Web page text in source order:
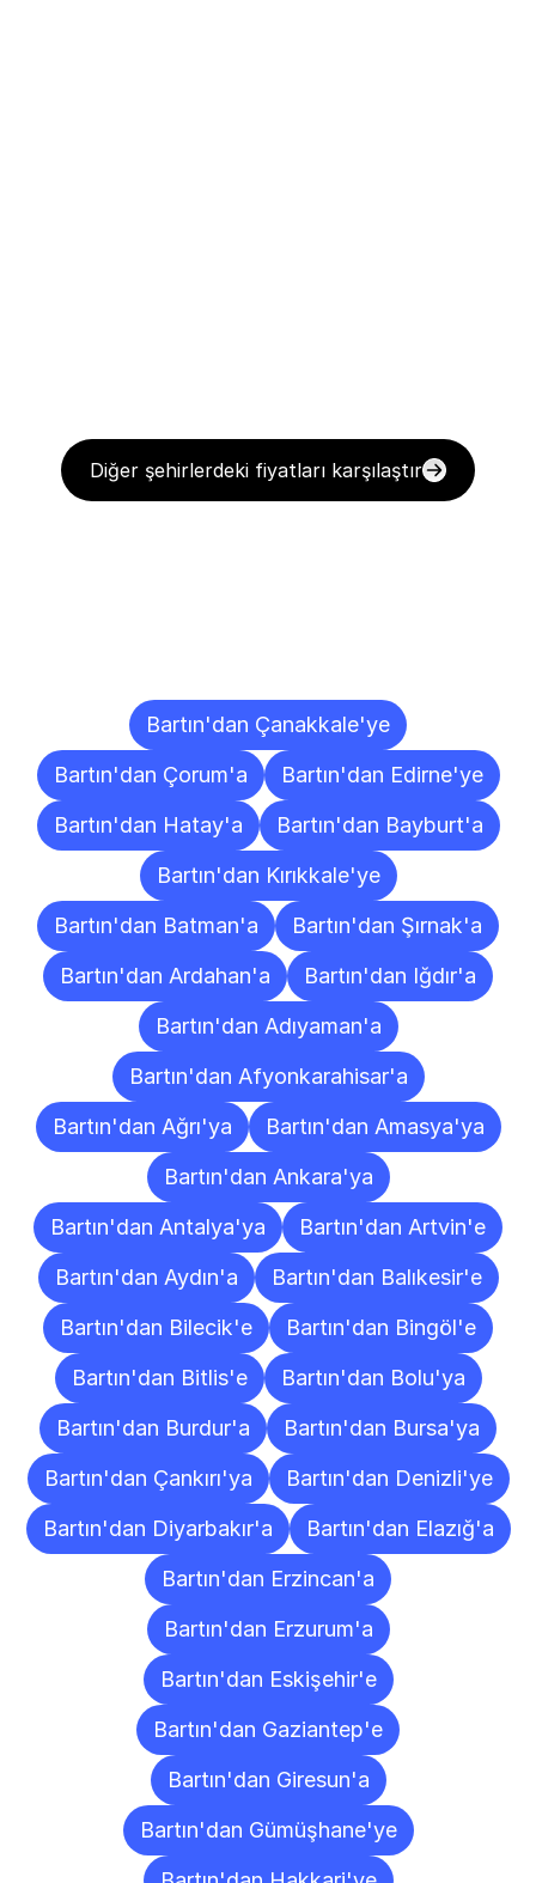
Diğer şehirlerdeki fiyatları karşılaştır
Bartın'dan Çanakkale'ye
Bartın'dan Çorum'a
Bartın'dan Edirne'ye
Bartın'dan Hatay'a
Bartın'dan Bayburt'a
Bartın'dan Kırıkkale'ye
Bartın'dan Batman'a
Bartın'dan Şırnak'a
Bartın'dan Ardahan'a
Bartın'dan Iğdır'a
Bartın'dan Adıyaman'a
Bartın'dan Afyonkarahisar'a
Bartın'dan Ağrı'ya
Bartın'dan Amasya'ya
Bartın'dan Ankara'ya
Bartın'dan Antalya'ya
Bartın'dan Artvin'e
Bartın'dan Aydın'a
Bartın'dan Balıkesir'e
Bartın'dan Bilecik'e
Bartın'dan Bingöl'e
Bartın'dan Bitlis'e
Bartın'dan Bolu'ya
Bartın'dan Burdur'a
Bartın'dan Bursa'ya
Bartın'dan Çankırı'ya
Bartın'dan Denizli'ye
Bartın'dan Diyarbakır'a
Bartın'dan Elazığ'a
Bartın'dan Erzincan'a
Bartın'dan Erzurum'a
Bartın'dan Eskişehir'e
Bartın'dan Gaziantep'e
Bartın'dan Giresun'a
Bartın'dan Gümüşhane'ye